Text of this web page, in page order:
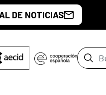
DE NOTICIAS